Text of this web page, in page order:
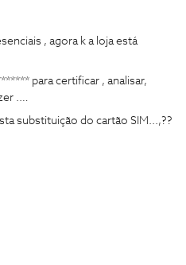
, agora k a loja está
para certificar , analisar,
.…
substituição do cartão SIM...,??